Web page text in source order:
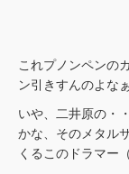
これプノンペンの
ン引きすんのよな
いや、二井原の・
かな、そのメタル
くるこのドラマー（